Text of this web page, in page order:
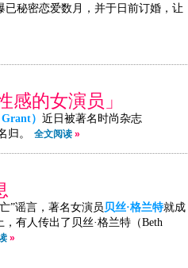
已秘密恋爱数月，并于日前订婚，让
感的女演员」
） 近日被著名时尚杂志
归。
全文阅读 »
”谣言，著名女演员 贝丝·格兰特就成
有人传出了贝丝·格兰特（Beth
»